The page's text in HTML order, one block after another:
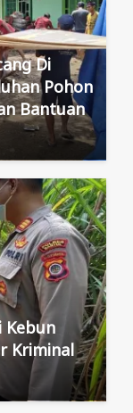
Di
Pohon
Bantuan
Kebun
Kriminal